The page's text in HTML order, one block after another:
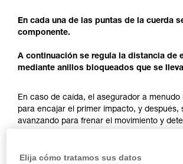
comprender este complemento
Dominar estas técnicas requiere
través de un profesional su
ejecutar estas técnicas, solo y con
seguridad, antes de ejecutarlas de
Damos ejemplos de técnicas
su actividad. Pueden existir otras
describimos aquí.
En cada una de las puntas de la cuerda
componente.
A continuación se regula la distancia de
mediante anillos bloqueados que se
En caso de caída, el asegurador a menudo
para encajar el primer impacto, y después,
avanzando para frenar el movimiento y
desplazamiento.
Elija cómo tratamos sus datos